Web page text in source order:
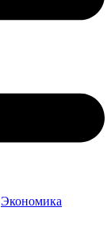
Экономика